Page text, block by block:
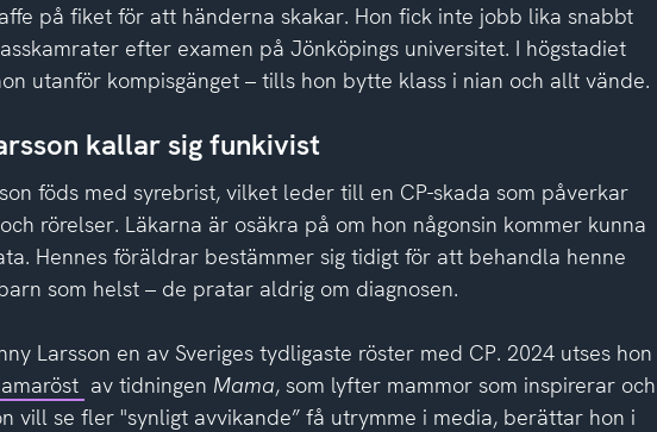
på fiket för att händerna skakar. Hon fick inte jobb lika snabbt
efter examen på Jönköpings universitet. I högstadiet
utanför kompisgänget – tills hon bytte klass i nian och allt vände.
kallar sig funkivist
föds med syrebrist, vilket leder till en CP-skada som påverkar
rörelser. Läkarna är osäkra på om hon någonsin kommer kunna
Hennes föräldrar bestämmer sig tidigt för att behandla henne
som helst – de pratar aldrig om diagnosen.
Larsson en av Sveriges tydligaste röster med CP. 2024 utses hon
av tidningen Mama, som lyfter mammor som inspirerar och
vill se fler "synligt avvikande” få utrymme i media, berättar hon i